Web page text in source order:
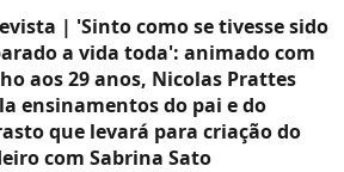
| 'Sinto como se tivesse sido
a vida toda': animado com
aos 29 anos, Nicolas Prattes
ensinamentos do pai e do
que levará para criação do
com Sabrina Sato